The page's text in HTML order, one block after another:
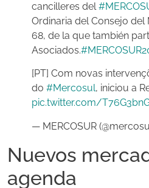
cancilleres del
Ordinaria del Consejo del
68, de la que también
Asociados.
[PT] Com novas
do #Mercosul, iniciou a
pic.twitter.com/
— MERCOSUR
Nuevos
agenda